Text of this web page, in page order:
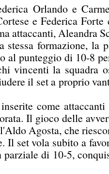
Orlando e
e Federica Forte
attaccanti, Aleandra
stessa formazione, la
al punteggio di 10-8
vincenti la squadra
il set a proprio
come
Il gioco delle
Agosta, che
Il set vola subito a
di 10-5,